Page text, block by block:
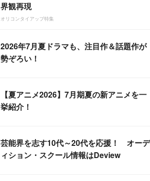
界観再現
オリコンタイアップ特集
2026年7月夏ドラマも、注目作＆話題作が
勢ぞろい！
【夏アニメ2026】7月期夏の新アニメを一
挙紹介！
芸能界を志す10代～20代を応援！ オーデ
ィション・スクール情報はDeview